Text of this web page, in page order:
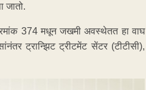
जातो.
374 मधून जखमी अवस्थेतत हा वाघ
ट्रान्झिट ट्रीटमेंट सेंटर (टीटीसी),